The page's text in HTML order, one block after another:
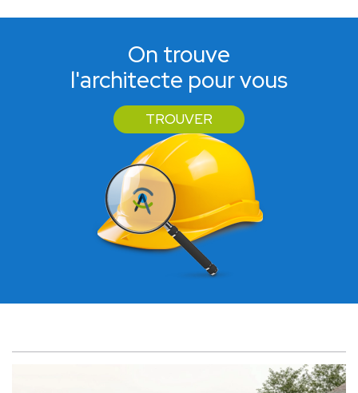
On trouve
l'architecte pour vous
TROUVER